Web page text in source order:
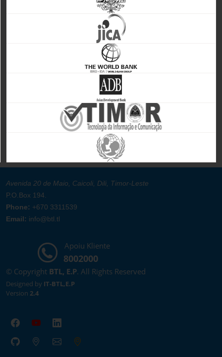
Avenida 20 de Maio, Caicoli, Dili, Timor-Leste
P.O.Box 194.
Phone: +670 3311539
Email: info@btl.tl
Apoiu Kliente
8002000
© Copyright BTL, E.P. All Rights Reserved
Designed by IT-BTL,E.P
Version 2.4